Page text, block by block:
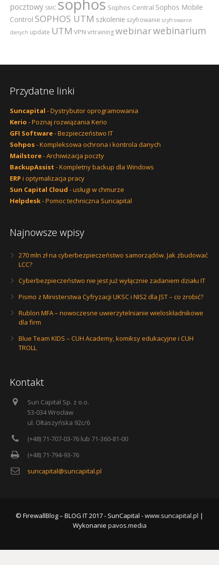
pocztowy SMC sophos Sophos Central Sophos Mobile
Control SOPHOS UTM szkolenie szyfrowanie szyfrowanie
danych update UTM VPN vrtrainingwebinarwebinarium
Przydatne linki
Suncapital - Dystrybutor oprogramowania
Kerio - Poznaj rozwiązania Kerio
GFI Software- Bezpieczeństwo IT
Sohpos- Kompleksowa ochrona i kontrola danych
Mailstore- Archiwizacja poczty
BackupAssist - Kompletny backup dla Windows
ERP i optymalizacja pracy
Sun Capital Cloud - usługi w chmurze
Helpdesk- Pomoc techniczna Suncapital
Najnowsze wpisy
270 mln zł na cyberbezpieczeństwo samorządów. Jak zbudować
LCC?
Cyberbezpieczeństwo nie jest już wyłącznie zadaniem działu IT
Pismo z Ministerstwa Cyfryzacji UKSC i NIS2 dla JST – co zrobić?
Rublon MFA – nowoczesne uwierzytelnianie wieloskładnikowe
dla firm
Blue Team KIDS – CUH Academy, komiksy edukacyjne i CUH
TROLL
Kontakt
Sun Capital Sp. z o.o.
53-034 Wrocław
ul. Ołtaszyńska 92c/6
(+48) 71-707-03-76 lub 71-360-81-00
(+48) 71-794-93-76
suncapital@suncapital.pl
© FirewallBlog – BLOG IT 2017 - SunCapital -www.suncapital.pl |
Wykonanie pavos.media